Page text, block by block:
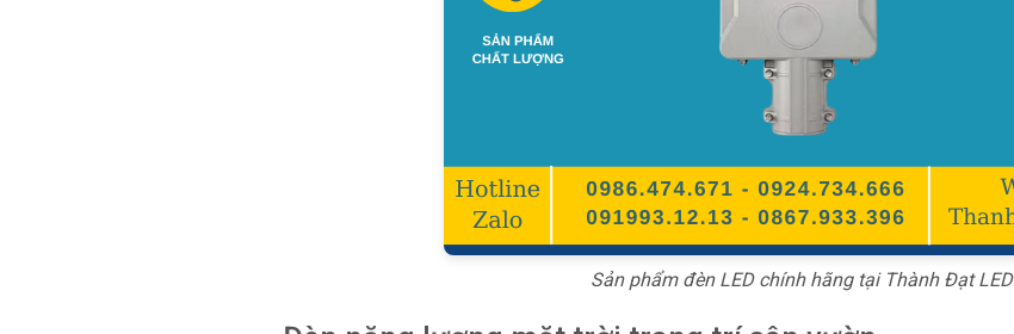
Sản phẩm đèn LED chính hãng tại Thành Đạt LED